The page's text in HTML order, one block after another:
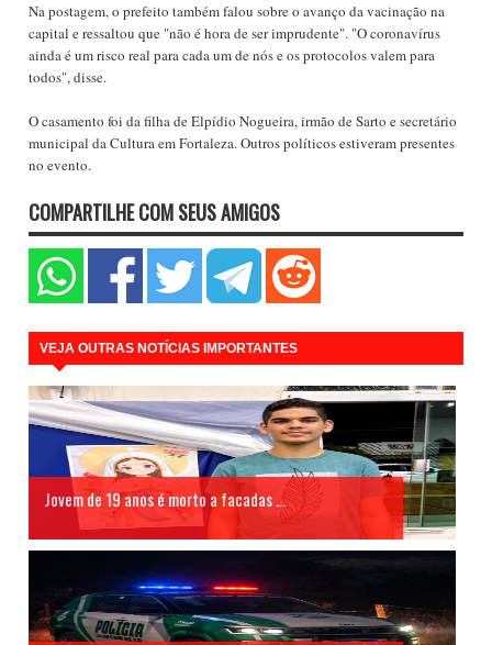
Na postagem, o prefeito também falou sobre o avanço da vacinação na
capital e ressaltou que "não é hora de ser imprudente". "O coronavírus
ainda é um risco real para cada um de nós e os protocolos valem para
todos", disse.
O casamento foi da filha de Elpídio Nogueira, irmão de Sarto e secretário
municipal da Cultura em Fortaleza. Outros políticos estiveram presentes
no evento.
COMPARTILHE COM SEUS AMIGOS
VEJA OUTRAS NOTÍCIAS IMPORTANTES
Jovem de 19 anos é morto a facadas ...